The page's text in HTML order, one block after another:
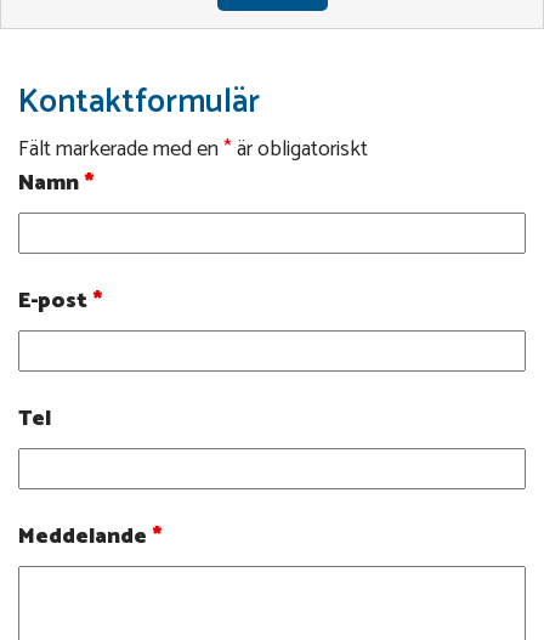
Kontaktformulär
Fält markerade med en*är obligatoriskt
Namn*
E-post*
Tel
Meddelande*